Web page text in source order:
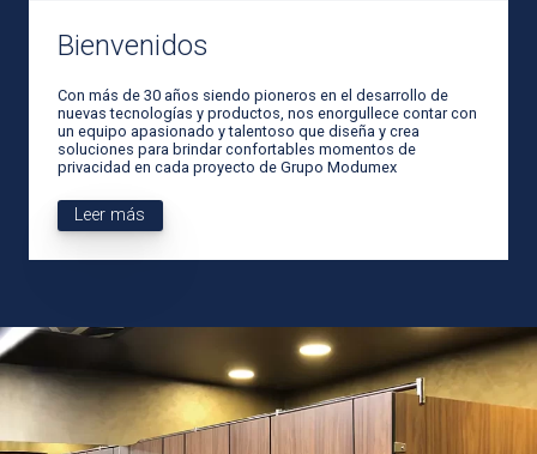
Bienvenidos
Con más de 30 años siendo pioneros en el desarrollo de
nuevas tecnologías y productos, nos enorgullece contar con
un equipo apasionado y talentoso que diseña y crea
soluciones para brindar confortables momentos de
privacidad en cada proyecto de Grupo Modumex
Leer más